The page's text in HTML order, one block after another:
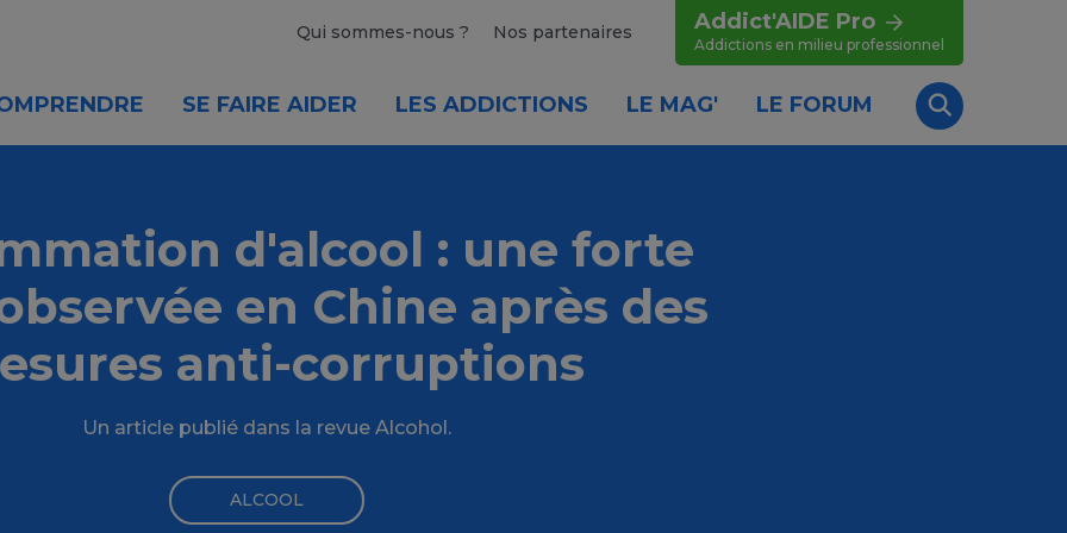
Qui sommes-nous ? Nos partenaires Addict'AIDE Pro
Addictions en milieu professionnel
SE FAIRE AIDER LES ADDICTIONS LE MAG' LE FORUM
Recherche
d'alcool : une forte
en Chine après des
anti-corruptions
Un article publié dans la revue Alcohol.
ALCOOL